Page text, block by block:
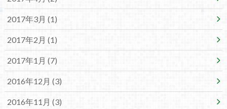
2017年3月 (1)
2017年2月 (1)
2017年1月 (7)
2016年12月 (3)
2016年11月 (3)